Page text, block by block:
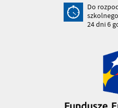
Do
24dni6